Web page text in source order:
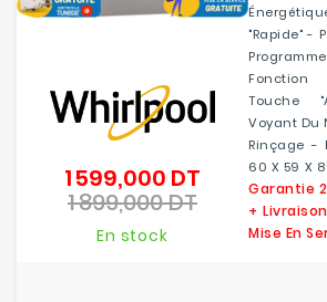
"Rapide" -
Touche
Voyant Du
Rinçage -
60 X 59 X
Garantie
+
Mise En
1 599,000 DT
1 899,000 DTPrix
En stock